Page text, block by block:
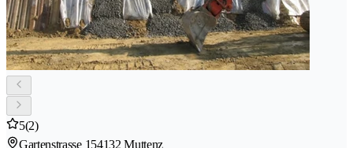
5(2)
Gartenstrasse 154132 Muttenz